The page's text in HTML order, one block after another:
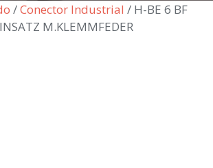
/Conector Industrial / H-BE 6 BF
M.KLEMMFEDER